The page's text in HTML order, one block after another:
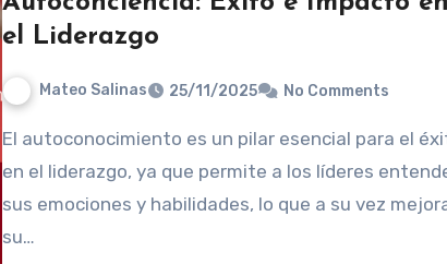
el Liderazgo
Mateo Salinas 25/11/2025 No Comments
El autoconocimiento es un pilar esencial para el éxito
en el liderazgo, ya que permite a los líderes
sus emociones y habilidades, lo que a su vez
su…